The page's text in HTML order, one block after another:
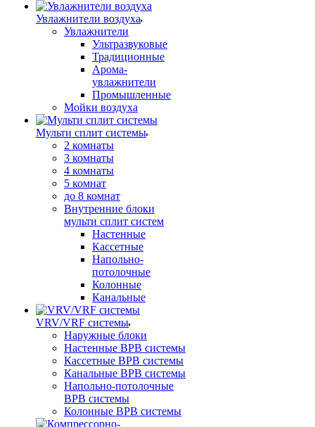
Увлажнители воздуха
Увлажнители
Ультразвуковые
Традиционные
Арома-
увлажнители
Промышленные
Мойки воздуха
Мульти сплит системы
2 комнаты
3 комнаты
4 комнаты
5 комнат
до 8 комнат
Внутренние блоки
мульти сплит систем
Настенные
Кассетные
Напольно-
потолочные
Колонные
Канальные
VRV/VRF системы
Наружные блоки
Настенные ВРВ системы
Кассетные ВРВ системы
Канальные ВРВ системы
Напольно-потолочные
ВРВ системы
Колонные ВРВ системы